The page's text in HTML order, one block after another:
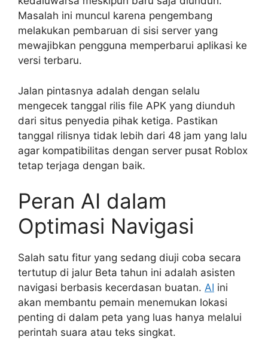
Masalah ini muncul karena pengembang
melakukan pembaruan di sisi server yang
mewajibkan pengguna memperbarui aplikasi ke
versi terbaru.
Jalan pintasnya adalah dengan selalu
mengecek tanggal rilis file APK yang diunduh
dari situs penyedia pihak ketiga. Pastikan
tanggal rilisnya tidak lebih dari 48 jam yang lalu
agar kompatibilitas dengan server pusat Roblox
tetap terjaga dengan baik.
Peran AI dalam
Optimasi Navigasi
Salah satu fitur yang sedang diuji coba secara
tertutup di jalur Beta tahun ini adalah asisten
navigasi berbasis kecerdasan buatan. AI ini
akan membantu pemain menemukan lokasi
penting di dalam peta yang luas hanya melalui
perintah suara atau teks singkat.